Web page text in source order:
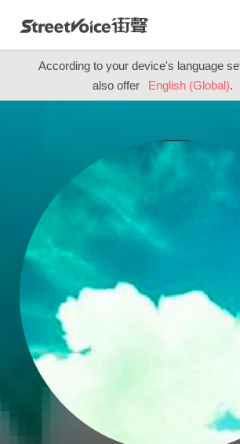
According to your device's language
also offer
English (Global).